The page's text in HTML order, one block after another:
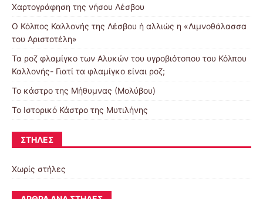
Χαρτογράφηση της νήσου Λέσβου
Ο Κόλπος Καλλονής της Λέσβου ή αλλιώς η «Λιμνοθάλασσα
του Αριστοτέλη»
Τα ροζ φλαμίγκο των Αλυκών του υγροβιότοπου του Κόλπου
Καλλονής- Γιατί τα φλαμίγκο είναι ροζ;
To κάστρο της Μήθυμνας (Μολύβου)
Το Ιστορικό Κάστρο της Μυτιλήνης
ΣΤΉΛΕΣ
Χωρίς στήλες